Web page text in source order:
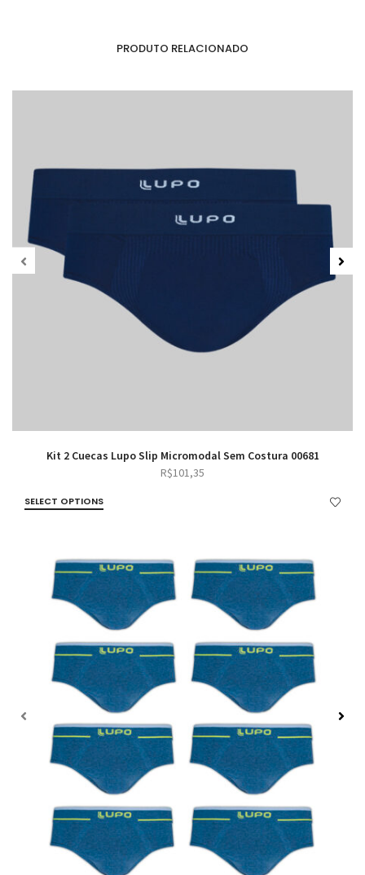
PRODUTO RELACIONADO
Kit 2 Cuecas Lupo Slip Micromodal Sem Costura 00681
R$101,35
SELECT OPTIONS